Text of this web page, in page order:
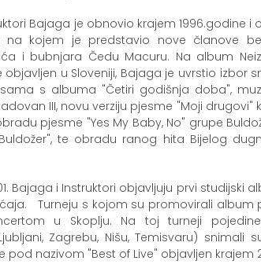
Bajaga je obnovio krajem 1996.godine i
na kojem je predstavio nove članove
i bubnjara Čedu Macuru. Na album
objavljen u Sloveniji, Bajaga je uvrstio izbor
s albuma "Četiri godišnja doba",
III, novu verziju pjesme "Moji drugovi"
pjesme "Yes My Baby, No" grupe
te obradu ranog hita Bijelog
Bajaga i Instruktori objavljuju prvi studijski
Turneju s kojom su promovirali album
u Skoplju. Na toj turneji
Zagrebu, Nišu, Temisvaru) snimali
pod nazivom "Best of Live" objavljen krajem